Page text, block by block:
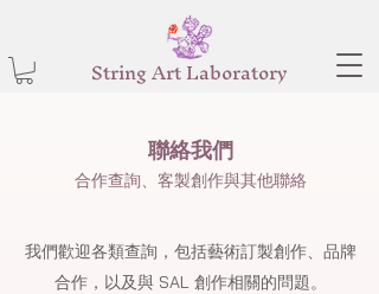
String Art Laboratory
聯絡我們
合作查詢、客製創作與其他聯絡
我們歡迎各類查詢，包括藝術訂製創作、品牌
合作，以及與 SAL 創作相關的問題。